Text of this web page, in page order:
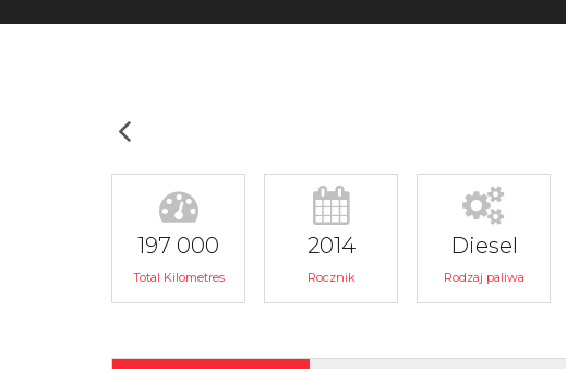
197 000
Total Kilometres
2014
Rocznik
Diesel
Rodzaj paliwa